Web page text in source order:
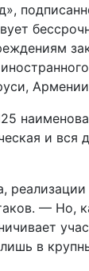
и вся
— Но,
в